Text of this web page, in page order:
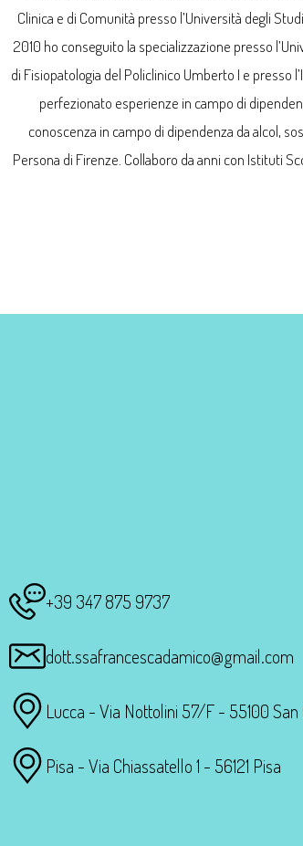
Clinica e di Comunità presso l’Università degli
2010 ho conseguito la specializzazione presso
di Fisiopatologia del Policlinico Umberto I e presso
perfezionato esperienze in campo di
conoscenza in campo di dipendenza da alcol,
Persona di Firenze. Collaboro da anni con Istituti
+39 347 875 9737
dott.ssafrancescadamico@gmail.com
Lucca - Via Nottolini 57/F - 55100 San
Pisa - Via Chiassatello 1 - 56121 Pisa